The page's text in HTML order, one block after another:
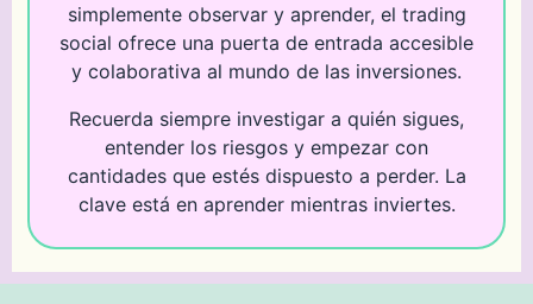
simplemente observar y aprender, el trading
social ofrece una puerta de entrada accesible
y colaborativa al mundo de las inversiones.
Recuerda siempre investigar a quién sigues,
entender los riesgos y empezar con
cantidades que estés dispuesto a perder. La
clave está en aprender mientras inviertes.